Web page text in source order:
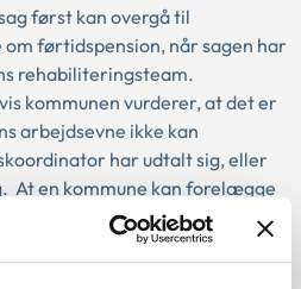
først kan overgå til
førtidspension, når sagen har
rehabiliteringsteam.
kommunen vurderer, at det er
arbejdsevne ikke kan
har udtalt sig, eller
At en kommune kan forelægge
rehabiliteringsteamet betyder
påbegynde sager om og